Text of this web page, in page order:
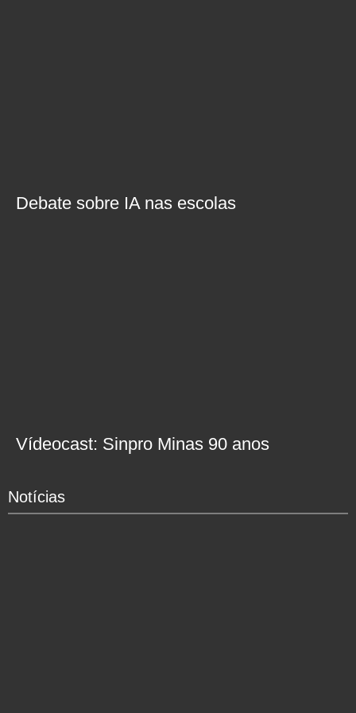
Debate sobre IA nas escolas
Vídeocast: Sinpro Minas 90 anos
Notícias